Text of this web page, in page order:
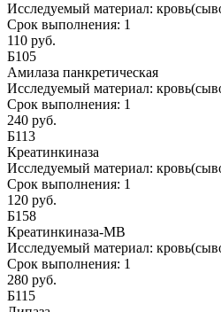
Исследуемый материал:
Срок выполнения: 1
110 руб.
Б105
Амилаза панкретическая
Исследуемый материал:
Срок выполнения: 1
240 руб.
Б113
Креатинкиназа
Исследуемый материал:
Срок выполнения: 1
120 руб.
Б158
Креатинкиназа-МВ
Исследуемый материал:
Срок выполнения: 1
280 руб.
Б115